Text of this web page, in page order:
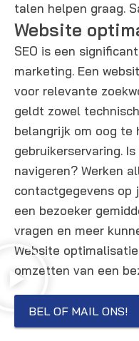
talen helpen graag.
Website
SEO is een
marketing. Een
voor relevante
geldt zowel
belangrijk om oog te
gebruikerservaring.
navigeren? Werken
contactgegevens op
een bezoeker
vragen en meer
Website
omzetten van een
BEL OF MAIL ONS!